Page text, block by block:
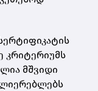
კრიტერიუმს
მშვიდი